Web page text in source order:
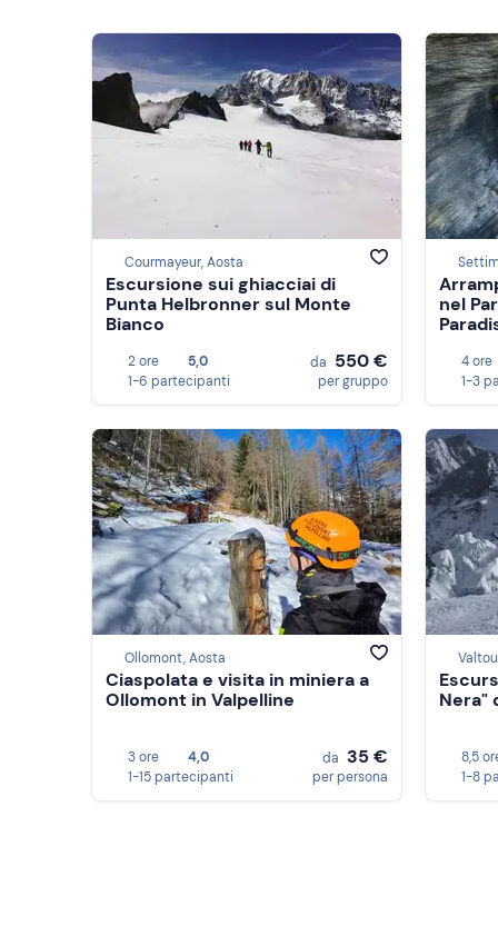
Courmayeur, Aosta
Escursione sui ghiacciai di
Punta Helbronner sul Monte
Bianco
2 ore
5,0
1-6 partecipanti
da 550 €
per gruppo
nel
4 ore
1-3
Ollomont, Aosta
Ciaspolata e visita in miniera a
Ollomont in Valpelline
3 ore
4,0
1-15 partecipanti
da 35 €
per persona
Nera"
8,5
1-8